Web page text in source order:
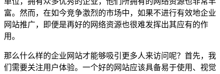
富。然而，在如今竞争激烈的市场中，如果不进行有效地企业
网站推广，即便是再好的网络资源也很难发挥出其应有的作
用。
那么什么样的企业网站才能够吸引更多人来访问呢？首先，我
们需要关注用户体验。一个好的网站应该具备易于使用、视觉